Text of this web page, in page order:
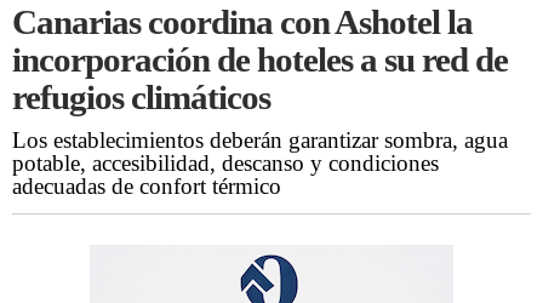
Canarias coordina con Ashotel la
incorporación de hoteles a su red de
refugios climáticos
Los establecimientos deberán garantizar sombra, agua
potable, accesibilidad, descanso y condiciones
adecuadas de confort térmico